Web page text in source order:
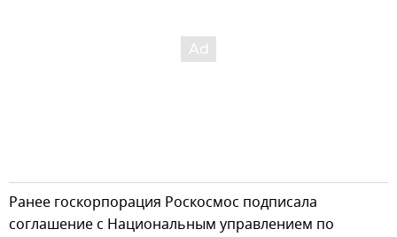
Ранее госкорпорация Роскосмос подписала
соглашение с Национальным управлением по